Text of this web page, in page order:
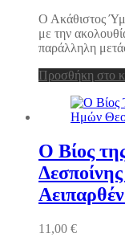
Ο Ακάθιστος
με την
παράλληλη
Προσθήκη στο
Ο Βίος
11,00 €